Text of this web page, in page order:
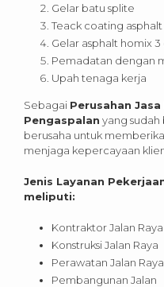
Gelar batu splite
Teack coating
Gelar asphalt homix 3
Pemadatan dengan
Upah tenaga kerja
Sebagai Perusahan
Pengaspalan yang sudah
berusaha untuk
menjaga kepercayaan
Jenis Layanan
meliputi:
Kontraktor Jalan Raya
Konstruksi Jalan Raya
Perawatan Jalan Raya
Pembangunan Jalan